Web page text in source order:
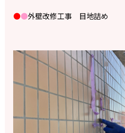
●●外壁改修工事 目地詰め